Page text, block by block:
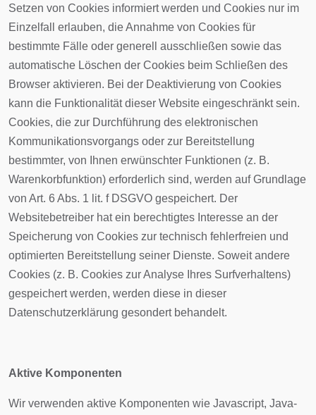
Setzen von Cookies informiert werden und Cookies nur im
Einzelfall erlauben, die Annahme von Cookies für
bestimmte Fälle oder generell ausschließen sowie das
automatische Löschen der Cookies beim Schließen des
Browser aktivieren. Bei der Deaktivierung von Cookies
kann die Funktionalität dieser Website eingeschränkt sein.
Cookies, die zur Durchführung des elektronischen
Kommunikationsvorgangs oder zur Bereitstellung
bestimmter, von Ihnen erwünschter Funktionen (z. B.
Warenkorbfunktion) erforderlich sind, werden auf Grundlage
von Art. 6 Abs. 1 lit. f DSGVO gespeichert. Der
Websitebetreiber hat ein berechtigtes Interesse an der
Speicherung von Cookies zur technisch fehlerfreien und
optimierten Bereitstellung seiner Dienste. Soweit andere
Cookies (z. B. Cookies zur Analyse Ihres Surfverhaltens)
gespeichert werden, werden diese in dieser
Datenschutzerklärung gesondert behandelt.
Aktive Komponenten
Wir verwenden aktive Komponenten wie Javascript, Java-